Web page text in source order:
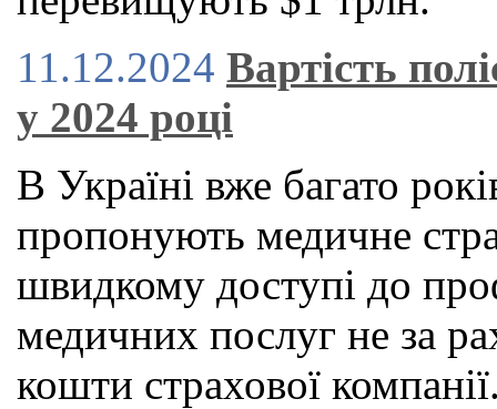
11.12.2024 Вартість
у 2024 році
В Україні вже багато
пропонують медичне
швидкому доступі до
медичних послуг не за
кошти страхової